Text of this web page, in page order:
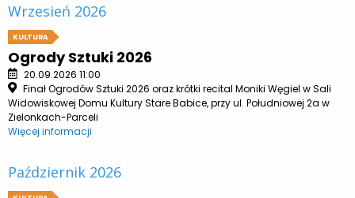
Wrzesień 2026
KULTURA
Ogrody Sztuki 2026
20.09.2026 11:00
Finał Ogrodów Sztuki 2026 oraz krótki recital Moniki Węgiel w Sali
Widowiskowej Domu Kultury Stare Babice, przy ul. Południowej 2a w
Zielonkach-Parceli
Więcej informacji
Październik 2026